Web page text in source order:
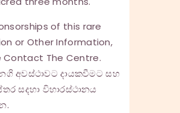
of this rare
or Other Information,
Contact The Centre.
අවස්ථාවට දායකවීමට සහ
සදහා විහාරස්ථානය